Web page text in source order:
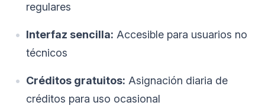
regulares
Interfaz sencilla: Accesible para usuarios no
técnicos
Créditos gratuitos: Asignación diaria de
créditos para uso ocasional